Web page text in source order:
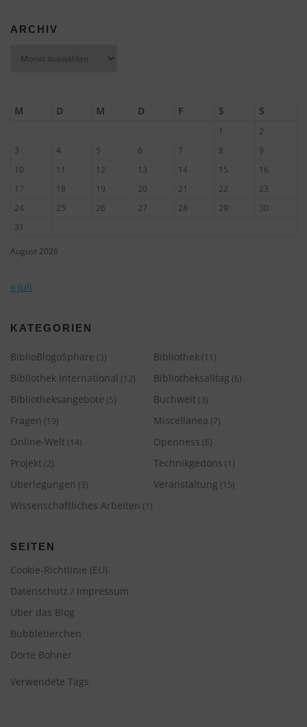
ARCHIV
August 2026
M D M D F S S
1
2
3
4 5 6 7 8
9
10
11 12 13 14 15
16
17
18 19 20 21 22
23
24
25 26 27 28 29
30
31
« Juli
KATEGORIEN
BiblioBlogoSphäre (3) Bibliothek (11)
Bibliothek International (12) Bibliotheksalltag (6)
Bibliotheksangebote (5) Buchwelt (3)
Fragen (19) Miscellanea (7)
Online-Welt (14) Openness (6)
Projekt (2) Technikgedöns (1)
Überlegungen (3) Veranstaltung (15)
Wissenschaftliches Arbeiten (1)
SEITEN
Cookie-Richtlinie (EU)
Datenschutz / Impressum
Über das Blog
Bubbletierchen
Dörte Böhner
Verwendete Tags